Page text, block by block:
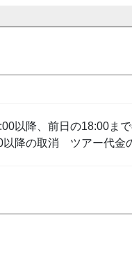
以降、前日の18:00ま
以降の取消 ツアー代金